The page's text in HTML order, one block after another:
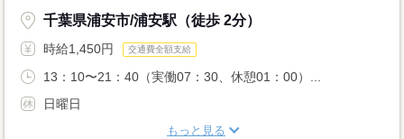
千葉県浦安市/浦安駅（徒歩 2分）
時給1,450円 交通費全額支給
13：10〜21：40（実働07：30、休憩01：00）...
日曜日
もっと見る